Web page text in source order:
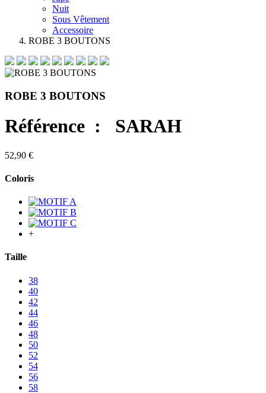
Nuit
Sous Vêtement
Accessoire
ROBE 3 BOUTONS
ROBE 3 BOUTONS
Référence : SARAH
52,90 €
Coloris
+
Taille
38
40
42
44
46
48
50
52
54
56
58